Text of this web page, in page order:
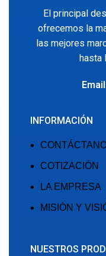
El principal
ofrecemos la
las mejores
hasta
INFORMACIÓN
COTIZACIÓN
LA EMPRESA
MISIÓN Y
NUESTROS